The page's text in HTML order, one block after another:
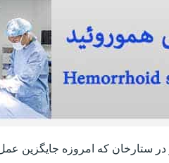
در ستارخان که امروزه جایگزین